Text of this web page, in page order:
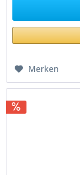
Merken